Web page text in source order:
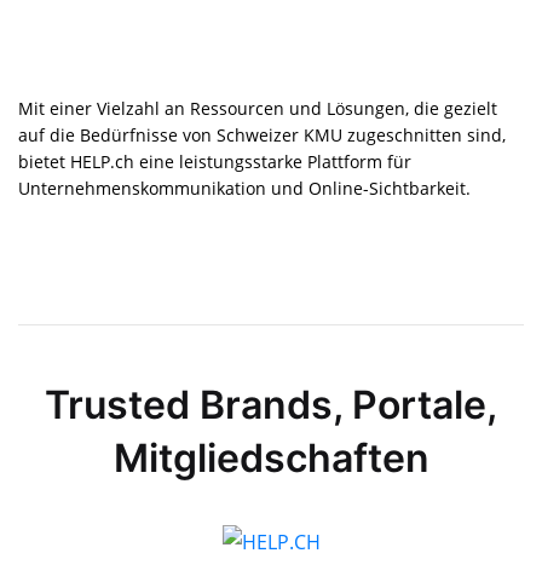
Mit einer Vielzahl an Ressourcen und Lösungen, die gezielt
auf die Bedürfnisse von Schweizer KMU zugeschnitten sind,
bietet HELP.ch eine leistungsstarke Plattform für
Unternehmens­kommunikation und Online-Sichtbarkeit.
Trusted Brands, Portale,
Mitgliedschaften